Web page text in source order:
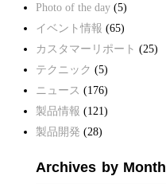
Photo of the day(5)
イベント情報 (65)
カスタマーリポート (25)
テクニック (5)
ニュース (176)
製品情報 (121)
製品開発 (28)
Archives by Month